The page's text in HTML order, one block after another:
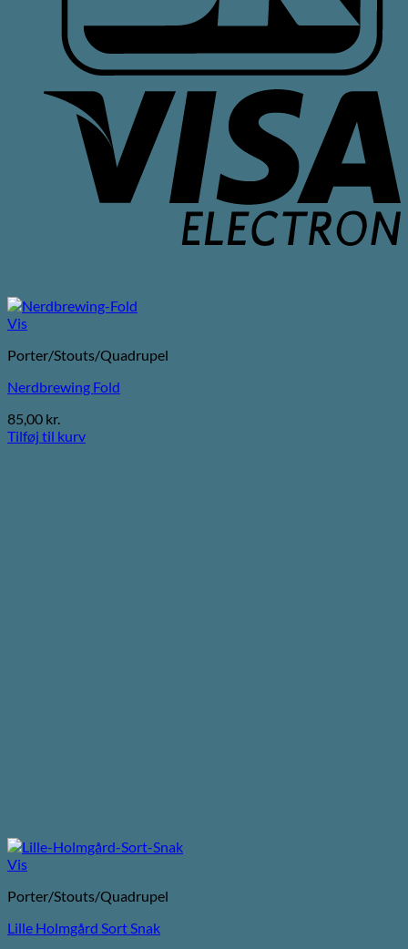
Vis
Porter/Stouts/Quadrupel
Nerdbrewing Fold
85,00 kr.
Tilføj til kurv
Vis
Porter/Stouts/Quadrupel
Lille Holmgård Sort Snak